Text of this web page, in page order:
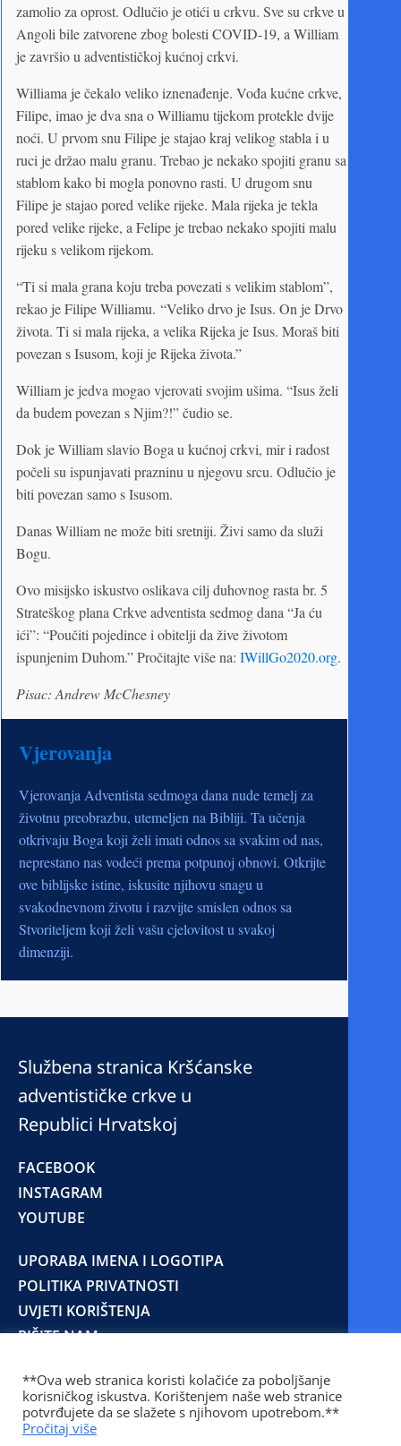
zamolio za oprost. Odlučio je otići u crkvu. Sve su crkve u
Angoli bile zatvorene zbog bolesti COVID-19, a William
je završio u adventističkoj kućnoj crkvi.
Williama je čekalo veliko iznenađenje. Vođa kućne crkve,
Filipe, imao je dva sna o Williamu tijekom protekle dvije
noći. U prvom snu Filipe je stajao kraj velikog stabla i u
ruci je držao malu granu. Trebao je nekako spojiti granu sa
stablom kako bi mogla ponovno rasti. U drugom snu
Filipe je stajao pored velike rijeke. Mala rijeka je tekla
pored velike rijeke, a Felipe je trebao nekako spojiti malu
rijeku s velikom rijekom.
“Ti si mala grana koju treba povezati s velikim stablom”,
rekao je Filipe Williamu. “Veliko drvo je Isus. On je Drvo
života. Ti si mala rijeka, a velika Rijeka je Isus. Moraš biti
povezan s Isusom, koji je Rijeka života.”
William je jedva mogao vjerovati svojim ušima. “Isus želi
da budem povezan s Njim?!” čudio se.
Dok je William slavio Boga u kućnoj crkvi, mir i radost
počeli su ispunjavati prazninu u njegovu srcu. Odlučio je
biti povezan samo s Isusom.
Danas William ne može biti sretniji. Živi samo da služi
Bogu.
Ovo misijsko iskustvo oslikava cilj duhovnog rasta br. 5
Strateškog plana Crkve adventista sedmog dana “Ja ću
ići”: “Poučiti pojedince i obitelji da žive životom
ispunjenim Duhom.” Pročitajte više na: IWillGo2020.org.
Pisac: Andrew McChesney
Vjerovanja
Vjerovanja Adventista sedmoga dana nude temelj za
životnu preobrazbu, utemeljen na Bibliji. Ta učenja
otkrivaju Boga koji želi imati odnos sa svakim od nas,
neprestano nas vodeći prema potpunoj obnovi. Otkrijte
ove biblijske istine, iskusite njihovu snagu u
svakodnevnom životu i razvijte smislen odnos sa
Stvoriteljem koji želi vašu cjelovitost u svakoj
dimenziji.
Službena stranica Kršćanske
adventističke crkve u
Republici Hrvatskoj
FACEBOOK
INSTAGRAM
YOUTUBE
UPORABA IMENA I LOGOTIPA
POLITIKA PRIVATNOSTI
UVJETI KORIŠTENJA
PIŠITE NAM
© 2025 Copyright © 2023 Kršćanska adventistička
crkva u Republici Hrvatskoj
Prilaz Gjure Deželića 77 Zagreb 10000 Hrvatska 01
**Ova web stranica koristi kolačiće za poboljšanje
korisničkog iskustva. Korištenjem naše web stranice
potvrđujete da se slažete s njihovom upotrebom.**
Pročitaj više